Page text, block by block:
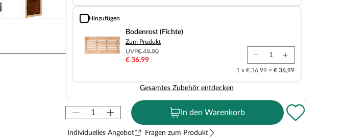
Hinzufügen
Bodenrost (Fichte)
Bodenrost (Fichte)
Zum Produkt
UVP€ 49,90
€ 36,99
1 x € 36,99 = € 36,99
Gesamtes Zubehör entdecken
In den Warenkorb
Individuelles Angebot Fragen zum Produkt